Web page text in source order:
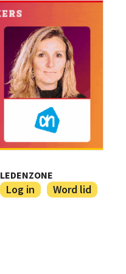
LEDENZONE
Log in Word lid